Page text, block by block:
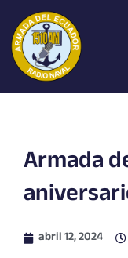
contenido
Armada
abril 12, 2024